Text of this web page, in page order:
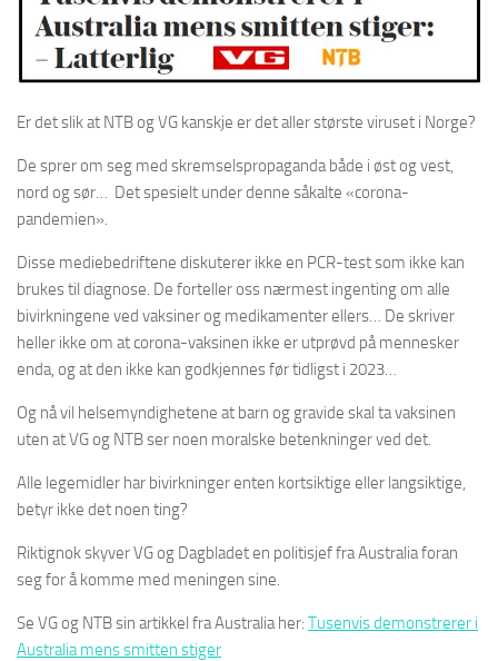
Er det slik at NTB og VG kanskje er det aller største viruset i Norge?
De sprer om seg med skremselspropaganda både i øst og vest,
nord og sør… Det spesielt under denne såkalte «corona-
pandemien».
Disse mediebedriftene diskuterer ikke en PCR-test som ikke kan
brukes til diagnose. De forteller oss nærmest ingenting om alle
bivirkningene ved vaksiner og medikamenter ellers… De skriver
heller ikke om at corona-vaksinen ikke er utprøvd på mennesker
enda, og at den ikke kan godkjennes før tidligst i 2023…
Og nå vil helsemyndighetene at barn og gravide skal ta vaksinen
uten at VG og NTB ser noen moralske betenkninger ved det.
Alle legemidler har bivirkninger enten kortsiktige eller langsiktige,
betyr ikke det noen ting?
Riktignok skyver VG og Dagbladet en politisjef fra Australia foran
seg for å komme med meningen sine.
Se VG og NTB sin artikkel fra Australia her: Tusenvis demonstrerer i
Australia mens smitten stiger